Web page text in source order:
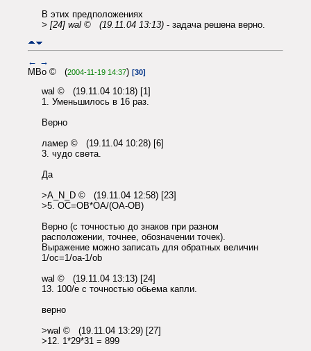
В этих предположениях
> [24] wal © (19.11.04 13:13) - задача решена верно.
← →
MBo © (2004-11-19 14:37) [30]
wal © (19.11.04 10:18) [1]
1. Уменьшилось в 16 раз.
Верно
ламер © (19.11.04 10:28) [6]
3. чудо света.
Да
>A_N_D © (19.11.04 12:58) [23]
>5. OC=OB*OA/(OA-OB)
Верно (с точностью до знаков при разном
расположении, точнее, обозначении точек).
Выражение можно записать для обратных величин
1/oc=1/oa-1/ob
wal © (19.11.04 13:13) [24]
13. 100/e c точностью обьема капли.
верно
>wal © (19.11.04 13:29) [27]
>12. 1*29*31 = 899